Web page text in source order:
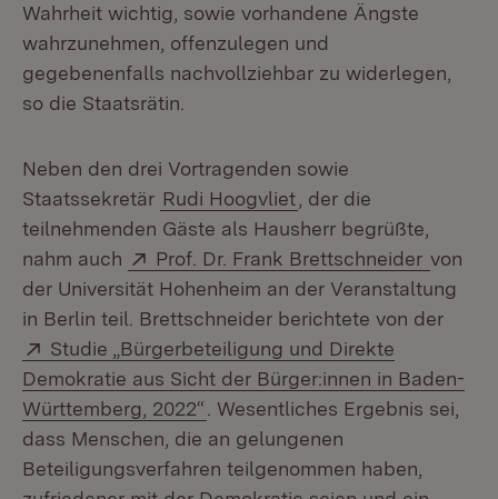
Wahrheit wichtig, sowie vorhandene Ängste
wahrzunehmen, offenzulegen und
gegebenenfalls nachvollziehbar zu widerlegen,
so die Staatsrätin.
Neben den drei Vortragenden sowie
Staatssekretär Rudi Hoogvliet , der die
teilnehmenden Gäste als Hausherr begrüßte,
nahm auch
Extern:
Prof. Dr. Frank Brettschneider (Öffnet
von
der Universität Hohenheim an der Veranstaltung
in Berlin teil. Brettschneider berichtete von der
Extern:
Studie „Bürgerbeteiligung und Direkte
Demokratie aus Sicht der Bürger:innen in Baden-
Württemberg, 2022“ (Öffnet in neuem Fenster)
. Wesentliches Ergebnis sei,
dass Menschen, die an gelungenen
Beteiligungsverfahren teilgenommen haben,